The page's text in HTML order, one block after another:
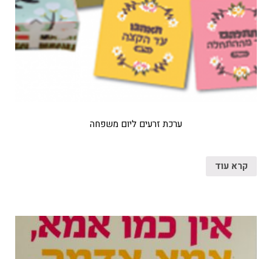
ערכת זרעים ליום משפחה
קרא עוד